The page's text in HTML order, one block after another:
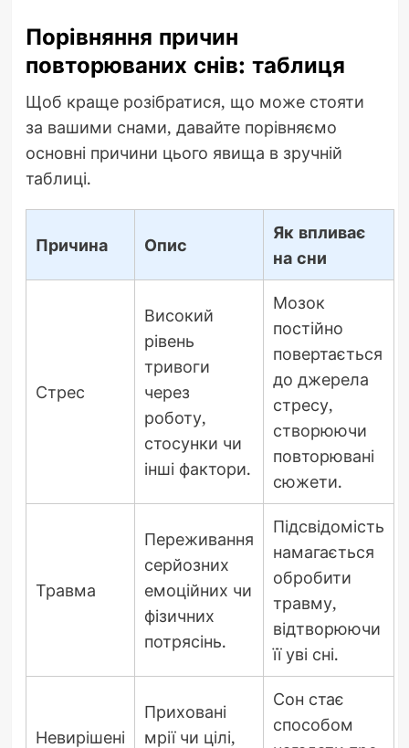
Порівняння причин
повторюваних снів: таблиця
Щоб краще розібратися, що може стояти
за вашими снами, давайте порівняємо
основні причини цього явища в зручній
таблиці.
Причина Опис
Як впливає
на сни
Стрес
Високий
рівень
тривоги
через
роботу,
стосунки чи
інші фактори.
Мозок
постійно
повертається
до джерела
стресу,
створюючи
повторювані
сюжети.
Травма
Переживання
серйозних
емоційних чи
фізичних
потрясінь.
Підсвідомість
намагається
обробити
травму,
відтворюючи
її уві сні.
Невирішені
Приховані
мрії чи цілі,
Сон стає
способом